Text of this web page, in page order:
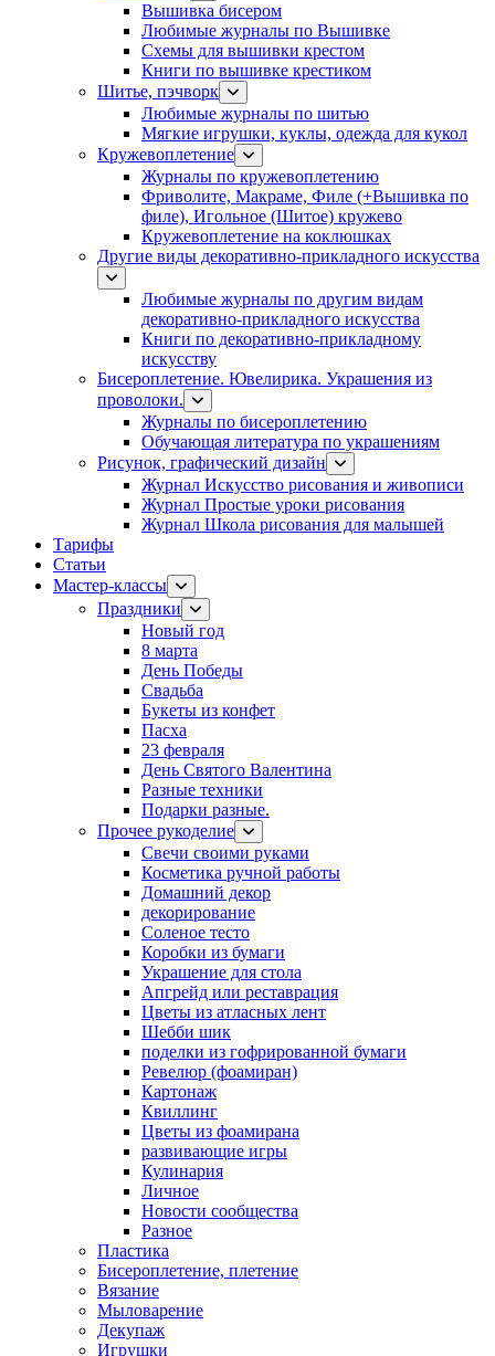
Вышивка бисером
Любимые журналы по Вышивке
Схемы для вышивки крестом
Книги по вышивке крестиком
Шитье, пэчворк
Любимые журналы по шитью
Мягкие игрушки, куклы, одежда для кукол
Кружевоплетение
Журналы по кружевоплетению
Фриволите, Макраме, Филе (+Вышивка по
филе), Игольное (Шитое) кружево
Кружевоплетение на коклюшках
Другие виды декоративно-прикладного искусства
Любимые журналы по другим видам
декоративно-прикладного искусства
Книги по декоративно-прикладному
искусству
Бисероплетение. Ювелирика. Украшения из
проволоки.
Журналы по бисероплетению
Обучающая литература по украшениям
Рисунок, графический дизайн
Журнал Искусство рисования и живописи
Журнал Простые уроки рисования
Журнал Школа рисования для малышей
Тарифы
Статьи
Мастер-классы
Праздники
Новый год
8 марта
День Победы
Свадьба
Букеты из конфет
Пасха
23 февраля
День Святого Валентина
Разные техники
Подарки разные.
Прочее рукоделие
Свечи своими руками
Косметика ручной работы
Домашний декор
декорирование
Соленое тесто
Коробки из бумаги
Украшение для стола
Апгрейд или реставрация
Цветы из атласных лент
Шебби шик
поделки из гофрированной бумаги
Ревелюр (фоамиран)
Картонаж
Квиллинг
Цветы из фоамирана
развивающие игры
Кулинария
Личное
Новости сообщества
Разное
Пластика
Бисероплетение, плетение
Вязание
Мыловарение
Декупаж
Игрушки